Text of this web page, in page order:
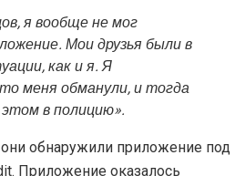
я вообще не мог
Мои друзья были в
как и я. Я
меня обманули, и тогда
в полицию».
обнаружили приложение под
Приложение оказалось